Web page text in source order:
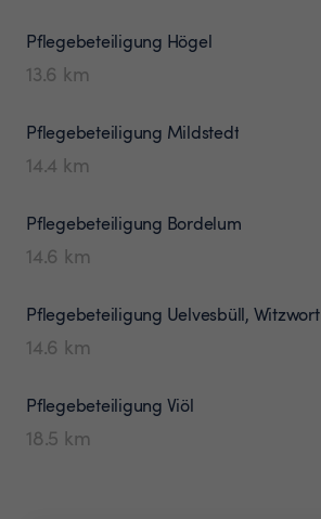
Pflegebeteiligung Högel
13.6 km
Pflegebeteiligung Mildstedt
14.4 km
Pflegebeteiligung Bordelum
14.6 km
Pflegebeteiligung Uelvesbüll, Witzwort
14.6 km
Pflegebeteiligung Viöl
18.5 km